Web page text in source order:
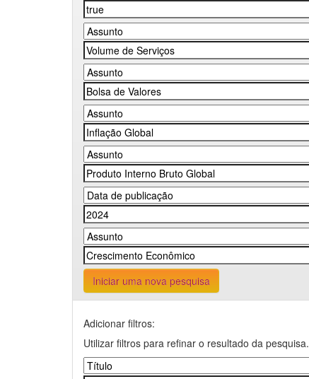
Iniciar uma nova pesquisa
Adicionar filtros:
Utilizar filtros para refinar o resultado da pesquisa.